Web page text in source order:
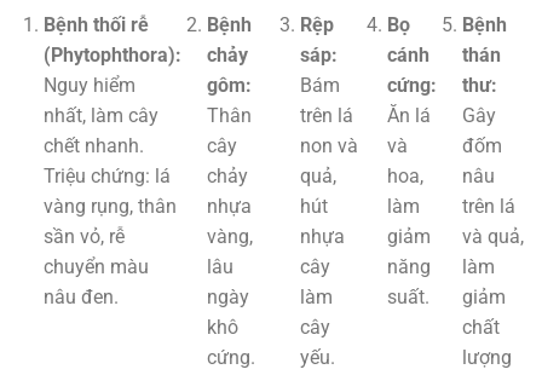
Bệnh thối rễ
(Phytophthora):
Nguy hiểm
nhất, làm cây
chết nhanh.
Triệu chứng: lá
vàng rụng, thân
sần vỏ, rễ
chuyển màu
nâu đen.
Bệnh
chảy
gôm:
Thân
cây
chảy
nhựa
vàng,
lâu
ngày
khô
cứng.
Rệp
sáp:
Bám
trên lá
non và
quả,
hút
nhựa
cây
làm
cây
yếu.
Bọ
cánh
cứng:
Ăn lá
và
hoa,
làm
giảm
năng
suất.
Bệnh
thán
thư:
Gây
đốm
nâu
trên lá
và quả,
làm
giảm
chất
lượng